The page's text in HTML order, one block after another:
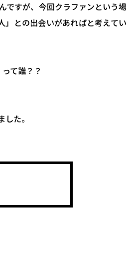
ですが、今回クラファンという場
との出会いがあればと考えてい
て誰？？
た。